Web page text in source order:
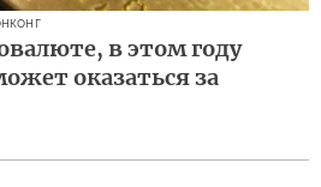
в этом году
оказаться за